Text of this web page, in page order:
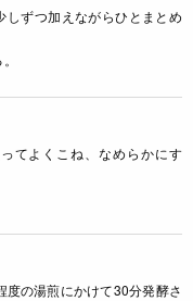
ずつ加えながらひとまとめ
てよくこね、なめらかにす
の湯煎にかけて30分発酵さ